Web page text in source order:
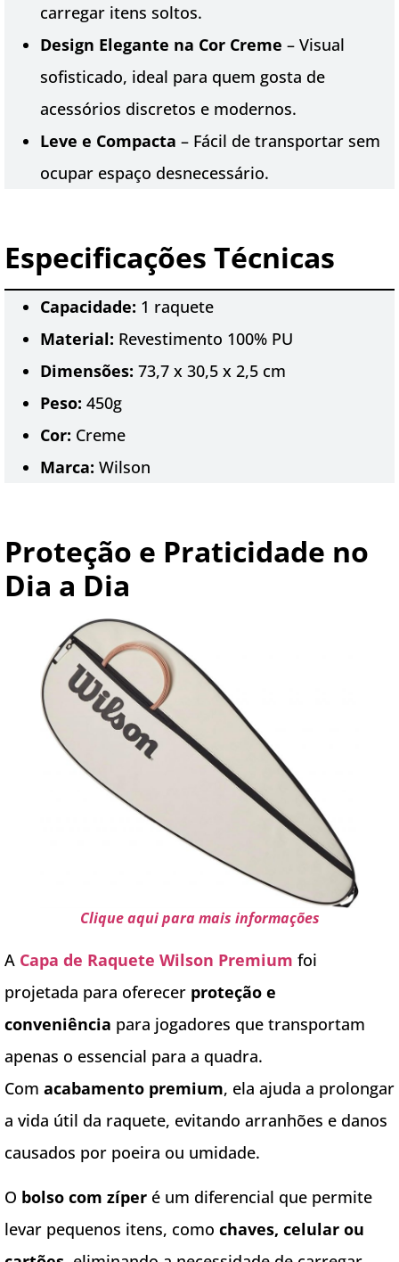
carregar itens soltos.
Design Elegante na Cor Creme – Visual
sofisticado, ideal para quem gosta de
acessórios discretos e modernos.
Leve e Compacta – Fácil de transportar sem
ocupar espaço desnecessário.
Especificações Técnicas
Capacidade: 1 raquete
Material: Revestimento 100% PU
Dimensões: 73,7 x 30,5 x 2,5 cm
Peso: 450g
Cor: Creme
Marca: Wilson
Proteção e Praticidade no
Dia a Dia
Clique aqui para mais informações
A Capa de Raquete Wilson Premium foi
projetada para oferecer proteção e
conveniência para jogadores que transportam
apenas o essencial para a quadra.
Com acabamento premium, ela ajuda a prolongar
a vida útil da raquete, evitando arranhões e danos
causados por poeira ou umidade.
O bolso com zíper é um diferencial que permite
levar pequenos itens, como chaves, celular ou